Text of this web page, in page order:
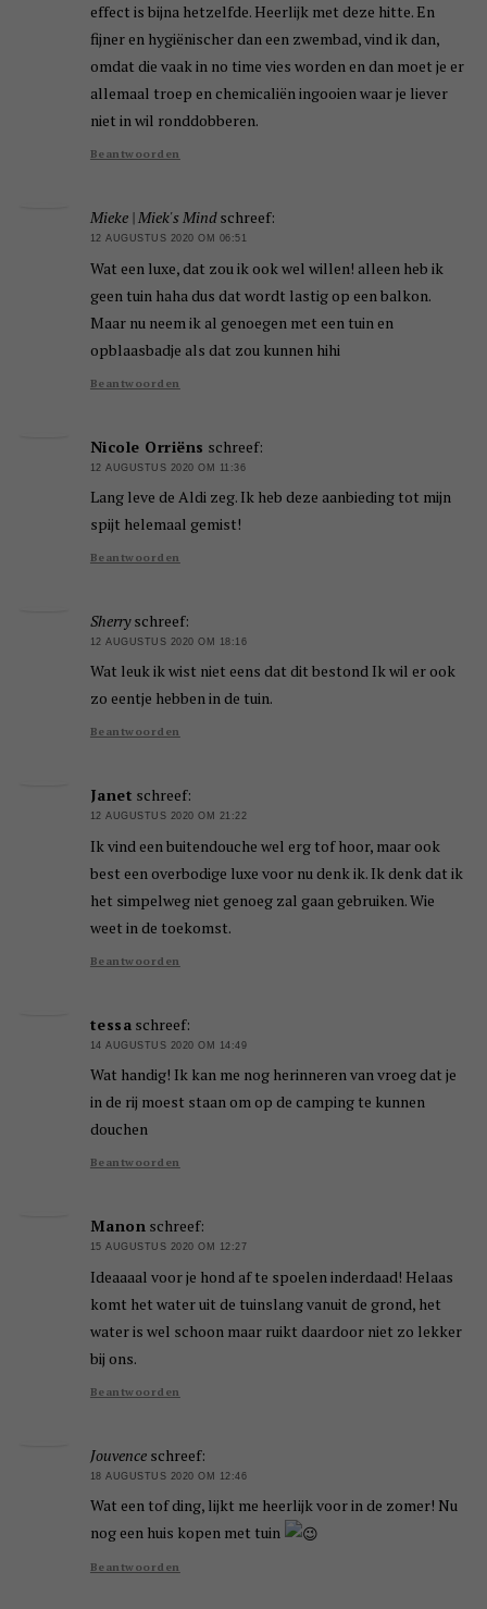
effect is bijna hetzelfde. Heerlijk met deze hitte. En
fijner en hygiënischer dan een zwembad, vind ik dan,
omdat die vaak in no time vies worden en dan moet je er
allemaal troep en chemicaliën ingooien waar je liever
niet in wil ronddobberen.
Beantwoorden
Mieke | Miek's Mind schreef:
12 AUGUSTUS 2020 OM 06:51
Wat een luxe, dat zou ik ook wel willen! alleen heb ik
geen tuin haha dus dat wordt lastig op een balkon.
Maar nu neem ik al genoegen met een tuin en
opblaasbadje als dat zou kunnen hihi
Beantwoorden
Nicole Orriëns schreef:
12 AUGUSTUS 2020 OM 11:36
Lang leve de Aldi zeg. Ik heb deze aanbieding tot mijn
spijt helemaal gemist!
Beantwoorden
Sherry schreef:
12 AUGUSTUS 2020 OM 18:16
Wat leuk ik wist niet eens dat dit bestond Ik wil er ook
zo eentje hebben in de tuin.
Beantwoorden
Janet schreef:
12 AUGUSTUS 2020 OM 21:22
Ik vind een buitendouche wel erg tof hoor, maar ook
best een overbodige luxe voor nu denk ik. Ik denk dat ik
het simpelweg niet genoeg zal gaan gebruiken. Wie
weet in de toekomst.
Beantwoorden
tessa schreef:
14 AUGUSTUS 2020 OM 14:49
Wat handig! Ik kan me nog herinneren van vroeg dat je
in de rij moest staan om op de camping te kunnen
douchen
Beantwoorden
Manon schreef:
15 AUGUSTUS 2020 OM 12:27
Ideaaaal voor je hond af te spoelen inderdaad! Helaas
komt het water uit de tuinslang vanuit de grond, het
water is wel schoon maar ruikt daardoor niet zo lekker
bij ons.
Beantwoorden
Jouvence schreef:
18 AUGUSTUS 2020 OM 12:46
Wat een tof ding, lijkt me heerlijk voor in de zomer! Nu
nog een huis kopen met tuin
Beantwoorden